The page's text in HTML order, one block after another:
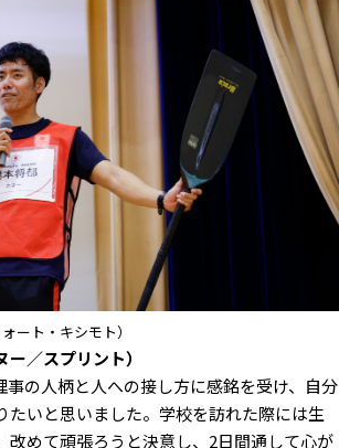
ート・キシモト）
／スプリント）
事の人柄と人への接し方に感銘を受け、自分
たいと思いました。学校を訪れた際には生
改めて頑張ろうと決意し、2日間通して心が